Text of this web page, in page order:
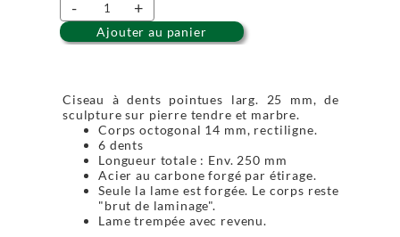
- +
Ajouter au panier
Ciseau à dents pointues larg. 25 mm, de
sculpture sur pierre tendre et marbre.
Corps octogonal 14 mm, rectiligne.
6 dents
Longueur totale : Env. 250 mm
Acier au carbone forgé par étirage.
Seule la lame est forgée. Le corps reste
"brut de laminage".
Lame trempée avec revenu.